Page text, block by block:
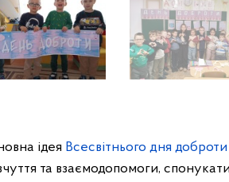
ідея Всесвітнього дня доброти
та взаємодопомоги,